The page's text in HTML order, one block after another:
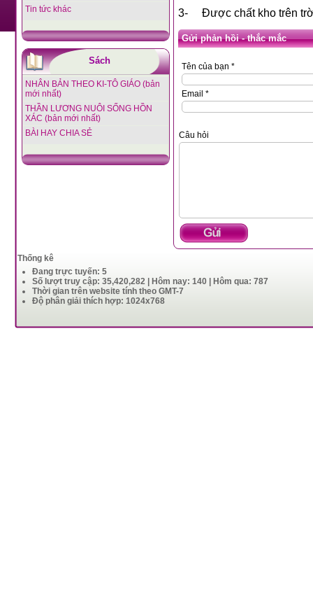
Tin tức khác
Sách
NHÂN BẢN THEO KI-TÔ GIÁO (bản
mới nhất)
THẦN LƯƠNG NUÔI SỐNG HỒN
XÁC (bản mới nhất)
BÀI HAY CHIA SẺ
3-
Được chất kho trên
Gửi phản hồi - thắc mắc
Tên của bạn *
Email *
Câu hỏi
Thống kê
Đang trực tuyến: 5
Số lượt truy cập: 35,420,282 | Hôm nay: 140 | Hôm qua: 787
Thời gian trên website tính theo GMT-7
Độ phân giải thích hợp: 1024x768